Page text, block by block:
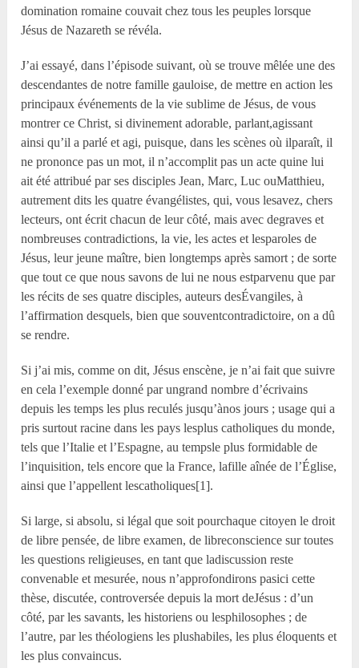
domination romaine couvait chez tous les peuples lorsque
Jésus de Nazareth se révéla.
J’ai essayé, dans l’épisode suivant, où se trouve mêlée une des
descendantes de notre famille gauloise, de mettre en action les
principaux événements de la vie sublime de Jésus, de vous
montrer ce Christ, si divinement adorable, parlant,agissant
ainsi qu’il a parlé et agi, puisque, dans les scènes où ilparaît, il
ne prononce pas un mot, il n’accomplit pas un acte quine lui
ait été attribué par ses disciples Jean, Marc, Luc ouMatthieu,
autrement dits les quatre évangélistes, qui, vous lesavez, chers
lecteurs, ont écrit chacun de leur côté, mais avec degraves et
nombreuses contradictions, la vie, les actes et lesparoles de
Jésus, leur jeune maître, bien longtemps après samort ; de sorte
que tout ce que nous savons de lui ne nous estparvenu que par
les récits de ses quatre disciples, auteurs desÉvangiles, à
l’affirmation desquels, bien que souventcontradictoire, on a dû
se rendre.
Si j’ai mis, comme on dit, Jésus enscène, je n’ai fait que suivre
en cela l’exemple donné par ungrand nombre d’écrivains
depuis les temps les plus reculés jusqu’ànos jours ; usage qui a
pris surtout racine dans les pays lesplus catholiques du monde,
tels que l’Italie et l’Espagne, au tempsle plus formidable de
l’inquisition, tels encore que la France, lafille aînée de l’Église,
ainsi que l’appellent lescatholiques[1].
Si large, si absolu, si légal que soit pourchaque citoyen le droit
de libre pensée, de libre examen, de libreconscience sur toutes
les questions religieuses, en tant que ladiscussion reste
convenable et mesurée, nous n’approfondirons pasici cette
thèse, discutée, controversée depuis la mort deJésus : d’un
côté, par les savants, les historiens ou lesphilosophes ; de
l’autre, par les théologiens les plushabiles, les plus éloquents et
les plus convaincus.